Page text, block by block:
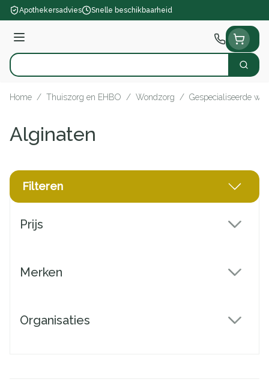
Ga naar de inhoud
Apothekersadvies Snelle beschikbaarheid
Menu
Product, merk, categorie... Zoek
Home / Thuiszorg en EHBO / Wondzorg / Gespecialiseerde
Alginaten
Filteren
Prijs
Merken
Organisaties